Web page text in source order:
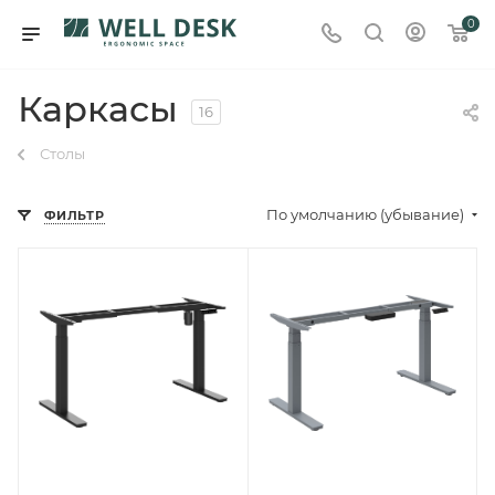
0
Каркасы 16
Столы
ФИЛЬТР По умолчанию (убывание)